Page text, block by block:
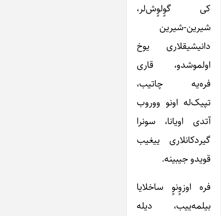
کی گوٍلوٍش‌لر،
شیرین-شیرین
دانیشیقلاری یوخ
اولموشدو، قاری
فره‌یه چاتیب،
تپیک‌له اونو ووروب
آتدی اویانا، سونرا
گیردکانلاری ییغیب
قویدو جیبینه.
فره اوزوٍنوٍ ساخلایا
بیلمه‌ییب، دیله